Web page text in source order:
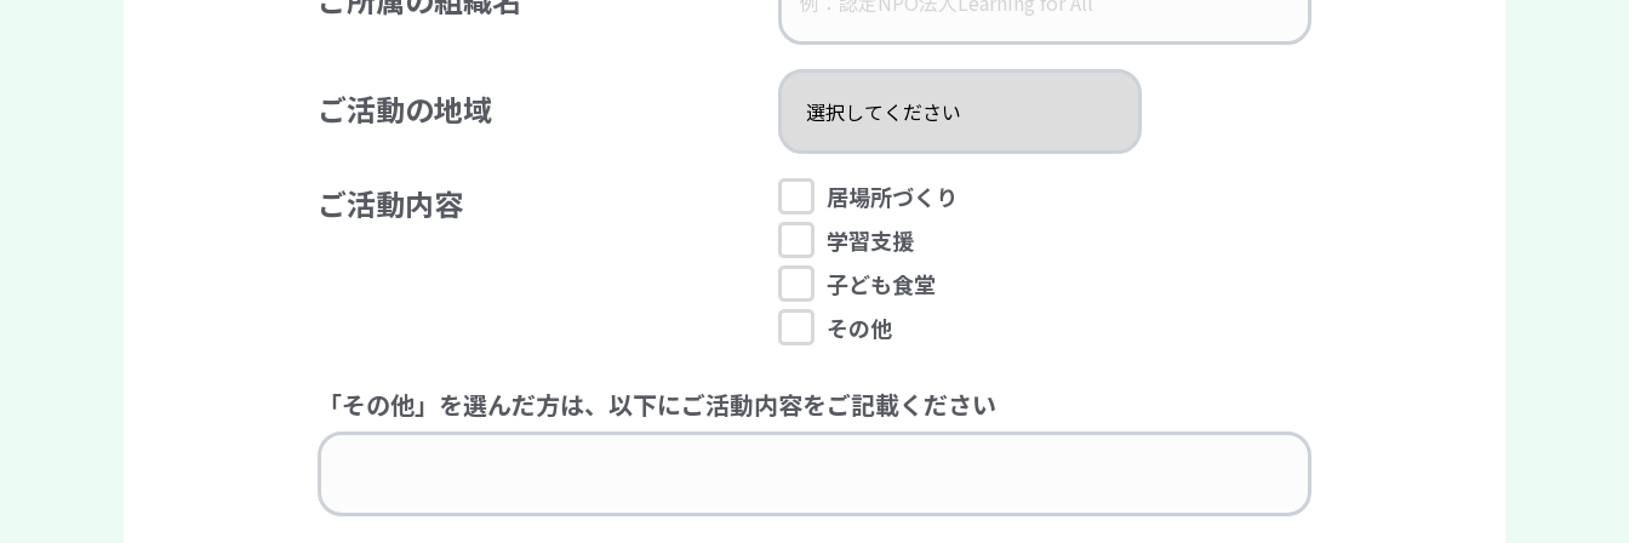
ご活動の地域
ご活動内容
居場所づくり
学習支援
子ども食堂
その他
「その他」を選んだ方は、以下にご活動内容をご記載ください